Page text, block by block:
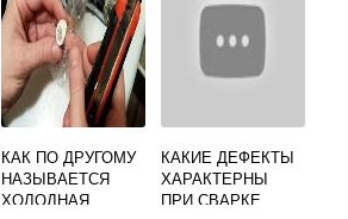
КАК ПО ДРУГОМУ
НАЗЫВАЕТСЯ
ХОЛОДНАЯ
КАКИЕ ДЕФЕКТЫ
ХАРАКТЕРНЫ
ПРИ СВАРКЕ